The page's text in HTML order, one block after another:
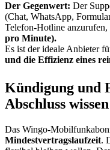
Der Gegenwert: Der
(Chat, WhatsApp,
Telefon-Hotline
pro Minute).
Es ist der ideale Anbieter
und die Effizienz eines
Kündigung und
Abschluss
Das Wingo-
Mindestvertragslaufzeit.